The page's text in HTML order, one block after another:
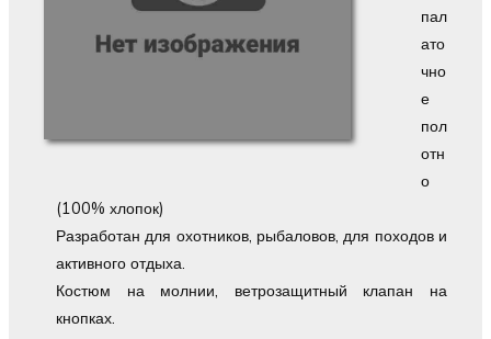
пал
ато
чно
е
пол
отн
о
(100% хлопок)
Разработан для охотников, рыбаловов, для походов и
активного отдыха.
Костюм на молнии, ветрозащитный клапан на
кнопках.